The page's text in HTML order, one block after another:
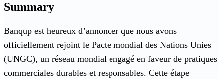
Summary
Banqup est heureux d’annoncer que nous avons
officiellement rejoint le Pacte mondial des Nations Unies
(UNGC), un réseau mondial engagé en faveur de pratiques
commerciales durables et responsables. Cette étape